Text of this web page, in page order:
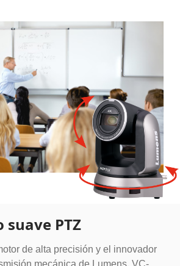
PTZ
de alta precisión y el innovador
mecánica de Lumens, VC-